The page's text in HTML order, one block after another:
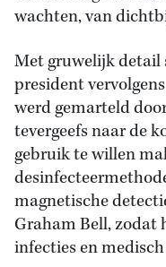
wachten, van
Met gruwelijk detail
president
werd gemarteld
tevergeefs naar de
gebruik te willen
magnetische
Graham Bell, zodat
infecties en